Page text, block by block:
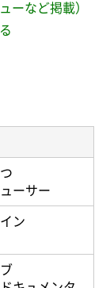
ーなど掲載）
ーサー
ン